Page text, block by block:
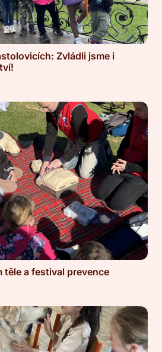
Zvládli jsme i
těle a festival prevence